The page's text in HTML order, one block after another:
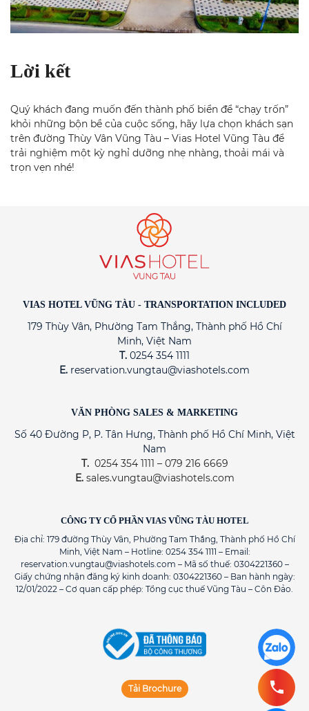
Lời kết
Quý khách đang muốn đến thành phố biển để “chạy trốn”
khỏi những bộn bề của cuộc sống, hãy lựa chọn khách sạn
trên đường Thùy Vân Vũng Tàu – Vias Hotel Vũng Tàu để
trải nghiệm một kỳ nghỉ dưỡng nhẹ nhàng, thoải mái và
trọn vẹn nhé!
VIAS HOTEL VŨNG TÀU - TRANSPORTATION INCLUDED
179 Thùy Vân, Phường Tam Thắng, Thành phố Hồ Chí
Minh, Việt Nam
T. 0254 354 1111
E. reservation.vungtau@viashotels.com
VĂN PHÒNG SALES & MARKETING
Số 40 Đường P, P. Tân Hưng, Thành phố Hồ Chí Minh, Việt
Nam
T. 0254 354 1111 – 079 216 6669
E.sales.vungtau@viashotels.com
CÔNG TY CỔ PHẦN VIAS VŨNG TÀU HOTEL
Địa chỉ: 179 đường Thùy Vân, Phường Tam Thắng, Thành phố Hồ Chí
Minh, Việt Nam – Hotline: 0254 354 1111 – Email:
reservation.vungtau@viashotels.com – Mã số thuế: 0304221360 –
Giấy chứng nhận đăng ký kinh doanh: 0304221360 – Ban hành ngày:
12/01/2022 – Cơ quan cấp phép: Tổng cục thuế Vũng Tàu – Côn Đảo.
Tải Brochure